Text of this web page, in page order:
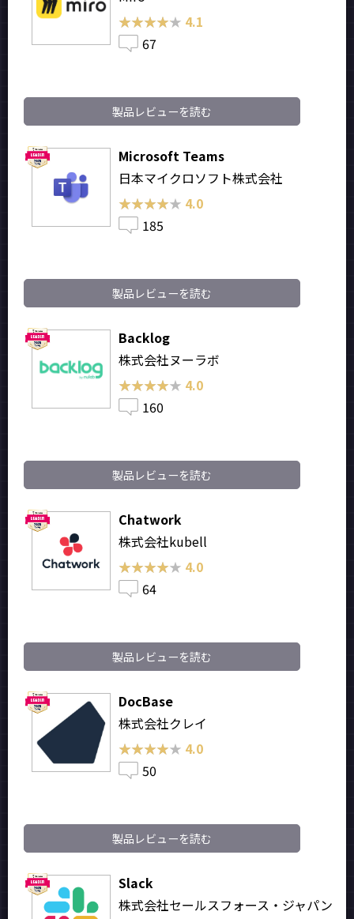
★★★★★
★★★★★ 4.1
67
製品レビューを読む
Microsoft Teams
日本マイクロソフト株式会社
★★★★★
★★★★★ 4.0
185
製品レビューを読む
Backlog
株式会社ヌーラボ
★★★★★
★★★★★ 4.0
160
製品レビューを読む
Chatwork
株式会社kubell
★★★★★
★★★★★ 4.0
64
製品レビューを読む
DocBase
株式会社クレイ
★★★★★
★★★★★ 4.0
50
製品レビューを読む
Slack
株式会社セールスフォース・ジャパン